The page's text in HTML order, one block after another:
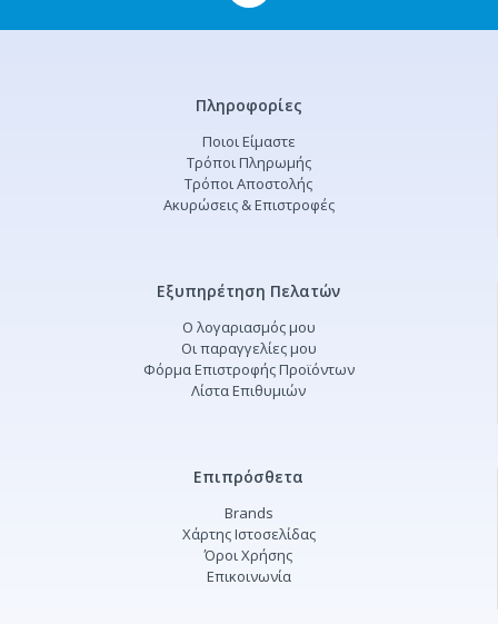
Πληροφορίες
Ποιοι Είμαστε
Τρόποι Πληρωμής
Τρόποι Αποστολής
Ακυρώσεις & Επιστροφές
Εξυπηρέτηση Πελατών
Ο λογαριασμός μου
Οι παραγγελίες μου
Φόρμα Επιστροφής Προϊόντων
Λίστα Επιθυμιών
Επιπρόσθετα
Brands
Χάρτης Ιστοσελίδας
Όροι Χρήσης
Επικοινωνία